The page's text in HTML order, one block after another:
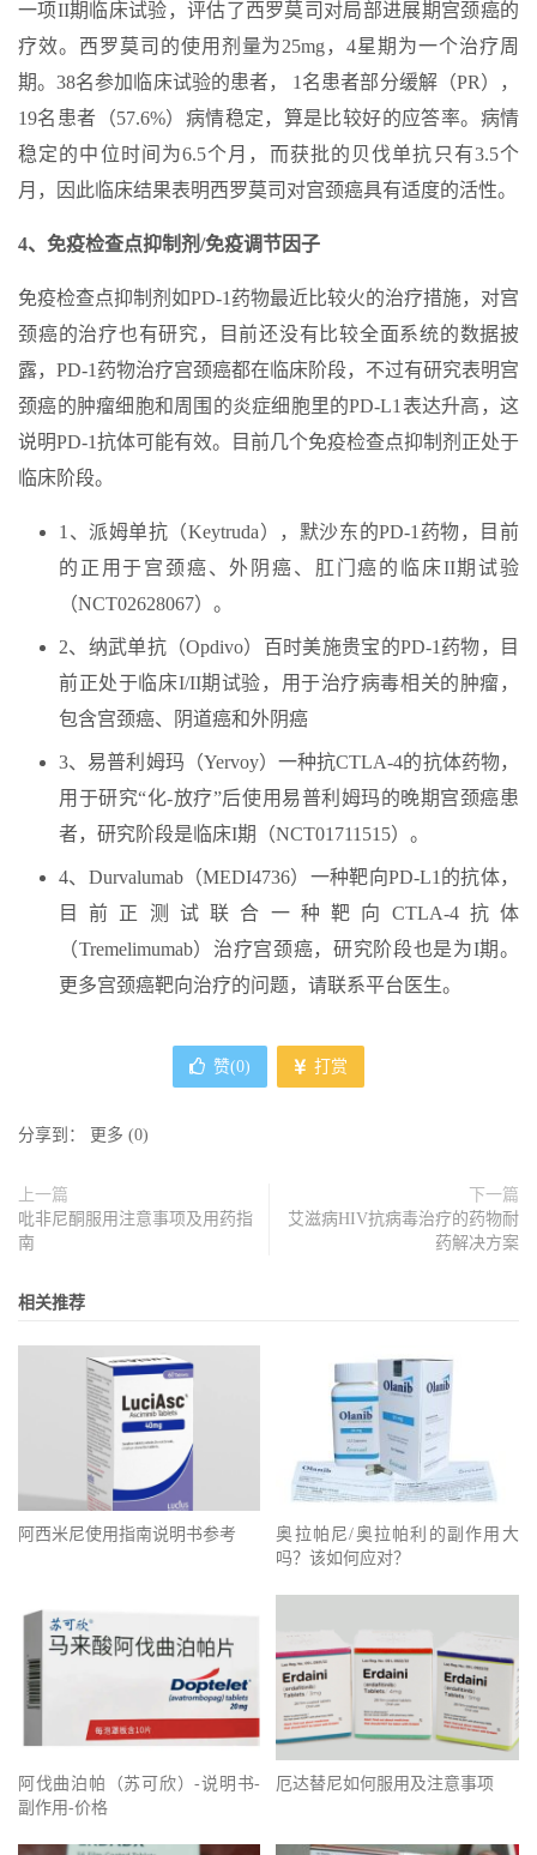
一项II期临床试验，评估了西罗莫司对局部进展期宫颈癌的
疗效。西罗莫司的使用剂量为25mg，4星期为一个治疗周
期。38名参加临床试验的患者， 1名患者部分缓解（PR），
19名患者（57.6%）病情稳定，算是比较好的应答率。病情
稳定的中位时间为6.5个月，而获批的贝伐单抗只有3.5个
月，因此临床结果表明西罗莫司对宫颈癌具有适度的活性。
4、免疫检查点抑制剂/免疫调节因子
免疫检查点抑制剂如PD-1药物最近比较火的治疗措施，对宫
颈癌的治疗也有研究，目前还没有比较全面系统的数据披
露，PD-1药物治疗宫颈癌都在临床阶段，不过有研究表明宫
颈癌的肿瘤细胞和周围的炎症细胞里的PD-L1表达升高，这
说明PD-1抗体可能有效。目前几个免疫检查点抑制剂正处于
临床阶段。
1、派姆单抗（Keytruda），默沙东的PD-1药物，目前
的正用于宫颈癌、外阴癌、肛门癌的临床II期试验
（NCT02628067）。
2、纳武单抗（Opdivo）百时美施贵宝的PD-1药物，目
前正处于临床I/II期试验，用于治疗病毒相关的肿瘤，
包含宫颈癌、阴道癌和外阴癌
3、易普利姆玛（Yervoy）一种抗CTLA-4的抗体药物，
用于研究“化-放疗”后使用易普利姆玛的晚期宫颈癌患
者，研究阶段是临床I期（NCT01711515）。
4、Durvalumab（MEDI4736）一种靶向PD-L1的抗体，
目前正测试联合一种靶向CTLA-4抗体
（Tremelimumab）治疗宫颈癌，研究阶段也是为I期。
更多宫颈癌靶向治疗的问题，请联系平台医生。
赞(0) 打赏
分享到： 更多 (0)
上一篇
吡非尼酮服用注意事项及用药指
南
下一篇
艾滋病HIV抗病毒治疗的药物耐
药解决方案
相关推荐
阿西米尼使用指南说明书参考
奥拉帕尼/奥拉帕利的副作用大
吗？该如何应对？
阿伐曲泊帕（苏可欣）-说明书-
副作用-价格
厄达替尼如何服用及注意事项